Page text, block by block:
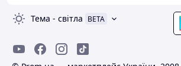
Тема - світла BETA